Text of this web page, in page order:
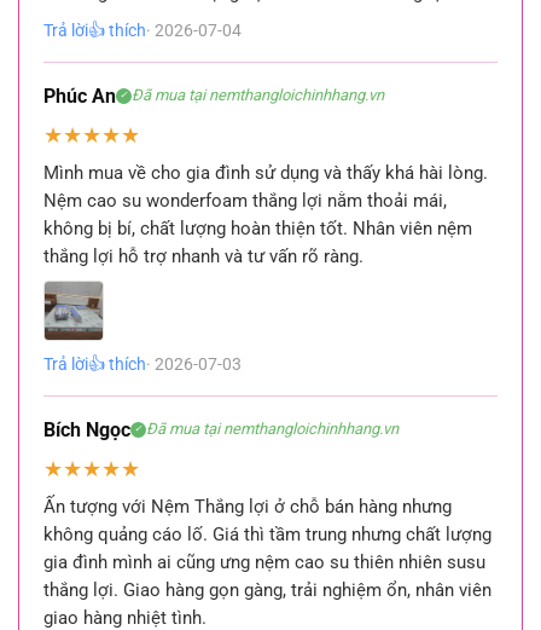
Trả lời👍 thích· 2026-07-04
Phúc An ✓ Đã mua tại nemthangloichinhhang.vn
★★★★★
Mình mua về cho gia đình sử dụng và thấy khá hài lòng.
Nệm cao su wonderfoam thắng lợi nằm thoải mái,
không bị bí, chất lượng hoàn thiện tốt. Nhân viên nệm
thắng lợi hỗ trợ nhanh và tư vấn rõ ràng.
Trả lời👍 thích· 2026-07-03
Bích Ngọc ✓ Đã mua tại nemthangloichinhhang.vn
★★★★★
Ấn tượng với Nệm Thắng lợi ở chỗ bán hàng nhưng
không quảng cáo lố. Giá thì tầm trung nhưng chất lượng
gia đình mình ai cũng ưng nệm cao su thiên nhiên susu
thắng lợi. Giao hàng gọn gàng, trải nghiệm ổn, nhân viên
giao hàng nhiệt tình.